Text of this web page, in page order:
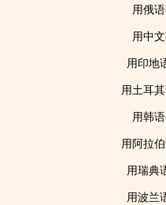
用俄
用中
用印地
用土耳
用韩
用阿拉
用瑞典
用波兰